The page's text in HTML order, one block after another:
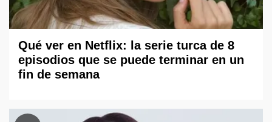
Qué ver en Netflix: la serie turca de 8
episodios que se puede terminar en un
fin de semana